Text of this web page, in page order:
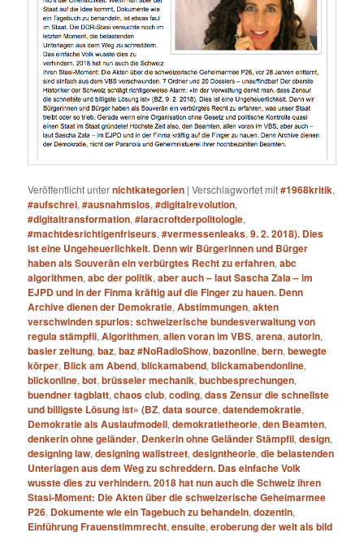
Veröffentlicht unternichtkategorien |Verschlagwortet mit#1968kritik,
#aufschrei,#ausnahmslos,#digitalrevolution,
#digitaltransformation,#laracroftderpolitologie,
#machtdesrichtigenfriseurs,#vermessenleaks,9. 2. 2018). Dies
ist eine Ungeheuerlichkeit. Denn wir Bürgerinnen und Bürger
haben als Souverän ein verbürgtes Recht zu erfahren,abc
algorithmen,abc der politik,aber auch – laut Sascha Zala – im
EJPD und in der Finma kräftig auf die Finger zu hauen. Denn
Archive dienen der Demokratie,Abstimmungen,akten
verschwinden spurlos: schweizerische bundesverwaltung von
regula stämpfli,Algorithmen,allen voran im VBS,arena,autorin,
basler zeitung,baz,baz #NoRadioShow,bazonline,bern,bewegte
körper, Blick am Abend,blickamabend,blickamabendonline,
blickonline,bot,brüsseler mechanik,buchbesprechungen,
buendner tagblatt,chaos club,coding,dass Zensur die schnellste
und billigste Lösung ist» (BZ,data source,datendemokratie,
Demokratie als Auslaufmodell,demokratietheorie,den Beamten,
denkerin ohne geländer, Denkerin ohne Geländer Stämpfli,design,
designing law,designing wallstreet,designtheorie,die belastenden
Unterlagen aus dem Weg zu schreddern. Das einfache Volk
wusste dies zu verhindern. 2018 hat nun auch die Schweiz ihren
Stasi-Moment: Die Akten über die schweizerische Geheimarmee
P26, Dokumente wie ein Tagebuch zu behandeln,dozentin,
Einführung Frauenstimmrecht,ensuite,eroberung der welt als bild